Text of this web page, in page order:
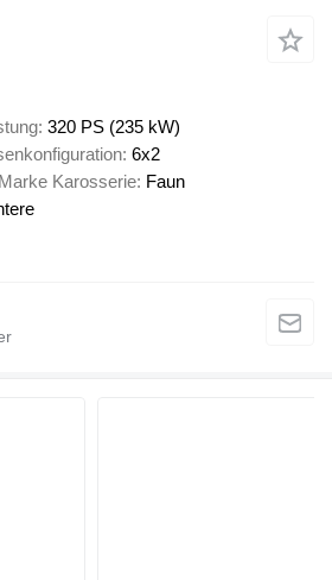
320 PS (235 kW)
6x2
Marke Karosserie Faun